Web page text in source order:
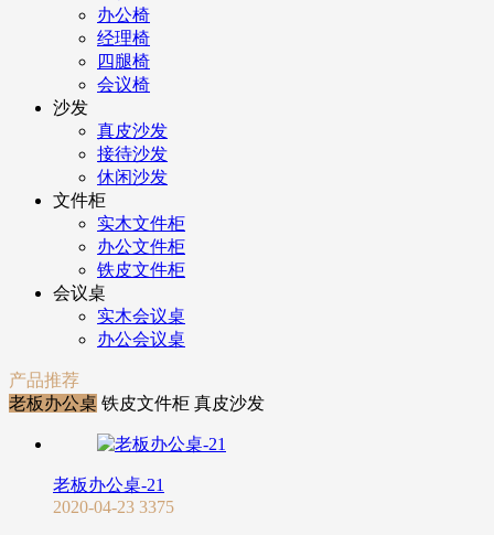
办公椅
经理椅
四腿椅
会议椅
沙发
真皮沙发
接待沙发
休闲沙发
文件柜
实木文件柜
办公文件柜
铁皮文件柜
会议桌
实木会议桌
办公会议桌
产品推荐
老板办公桌 铁皮文件柜 真皮沙发
老板办公桌-21
2020-04-23 3375